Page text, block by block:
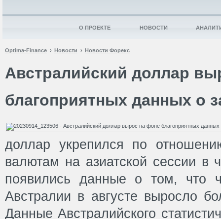
Optima-Finance Новости Новости Форекс
Австралийский доллар
благоприятных данных о
доллар укрепился по
валютам на азиатской сессии в
появились данные о том, что
Австралии в августе выросло
Данные Австралийского
О ПРОЕКТЕ НОВОСТИ